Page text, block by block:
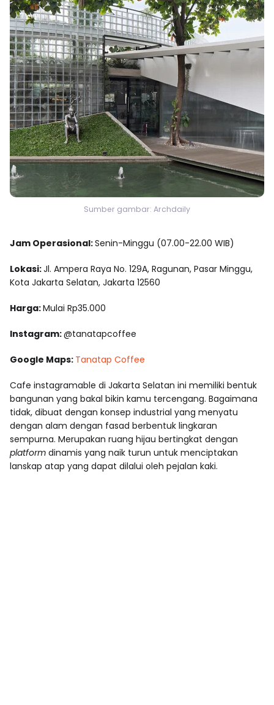
Sumber gambar: Archdaily
Jam Operasional:Senin-Minggu (07.00-22.00 WIB)
Lokasi:Jl. Ampera Raya No. 129A, Ragunan, Pasar Minggu,
Kota Jakarta Selatan, Jakarta 12560
Harga:Mulai Rp35.000
Instagram:@tanatapcoffee
Google Maps: Tanatap Coffee
Cafe instagramable di Jakarta Selatan ini memiliki bentuk
bangunan yang bakal bikin kamu tercengang. Bagaimana
tidak, dibuat dengan konsep industrial yang menyatu
dengan alam dengan fasad berbentuk lingkaran
sempurna. Merupakan ruang hijau bertingkat dengan
platform dinamis yang naik turun untuk menciptakan
lanskap atap yang dapat dilalui oleh pejalan kaki.